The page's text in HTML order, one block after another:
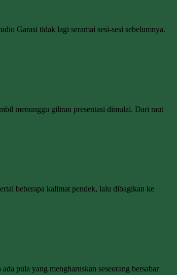
Garasi tidak lagi seramai sesi-sesi sebelumnya.
menunggu giliran presentasi dimulai. Dari raut
beberapa kalimat pendek, lalu dibagikan ke
pula yang mengharuskan seseorang bersabar